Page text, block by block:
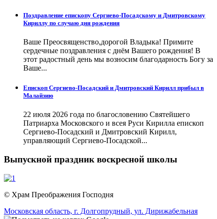
Поздравление епископу Сергиево-Посадскому и Дмитровскому
Кириллу по случаю дня рождения
Ваше Преосвященство,дорогой Владыка! Примите
сердечные поздравления с днём Вашего рождения! В
этот радостный день мы возносим благодарность Богу за
Ваше...
Епископ Сергиево-Посадский и Дмитровский Кирилл прибыл в
Малайзию
22 июля 2026 года по благословению Святейшего
Патриарха Московского и всея Руси Кирилла епископ
Сергиево-Посадский и Дмитровский Кирилл,
управляющий Сергиево-Посадской...
Выпускной праздник воскресной школы
© Храм Преображения Господня
Московская область, г. Долгопрудный, ул. Дирижабельная